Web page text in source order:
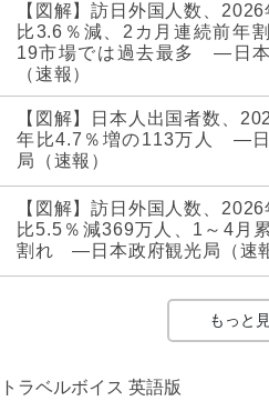
【図解】訪日外国人数、
比3.6％減、2カ月連続前年
19市場では過去最多 ―日本
（速報）
【図解】日本人出国者数、
年比4.7％増の113万人 ―日
局（速報）
【図解】訪日外国人数、
比5.5％減369万人、1～4月
割れ ―日本政府観光局（速
もっと
トラベルボイス 英語版